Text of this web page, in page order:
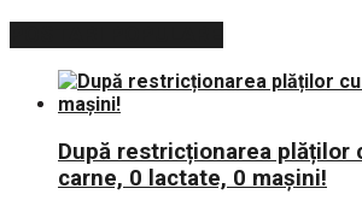
După restricționarea plăților
carne, 0 lactate, 0 mașini!